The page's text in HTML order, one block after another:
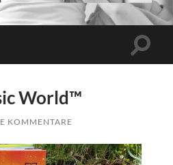
www.twins-
and-
more.de
World™
KOMMENTARE